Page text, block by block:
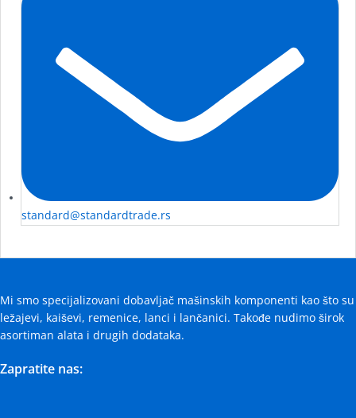
standard@standardtrade.rs
Mi smo specijalizovani dobavljač mašinskih komponenti kao što su
ležajevi, kaiševi, remenice, lanci i lančanici. Takođe nudimo širok
asortiman alata i drugih dodataka.
Zapratite nas: